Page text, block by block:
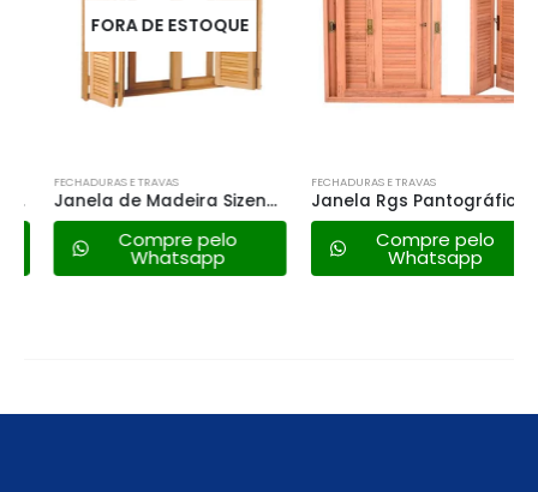
FORA DE ESTOQUE
FECHADURAS E TRAVAS
Janela de Madeira Sizenando Eucalipto V.i.120×100
Compre pelo
Whatsapp
FECHADURAS E TRAVAS
Janela Rgs Pantográfica Mista V.l – 120×120
Compre pelo
Whatsapp